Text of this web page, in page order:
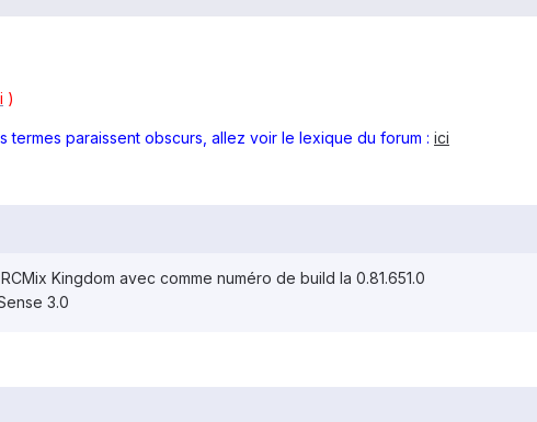
)
termes paraissent obscurs, allez voir le lexique du forum : ici
Kingdom avec comme numéro de build la 0.81.651.0
3.0